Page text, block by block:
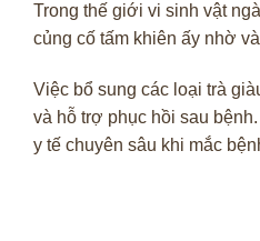
Trong thế giới vi sinh vật
củng cố tấm khiên ấy nhờ
Việc bổ sung các loại trà
và hỗ trợ phục hồi sau
y tế chuyên sâu khi mắc